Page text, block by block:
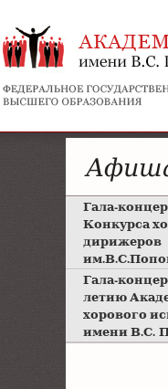
Гала-
Конкурса
дирижеров
Московской
Гала-
летию
хорового
имени В.С.
Большой зал